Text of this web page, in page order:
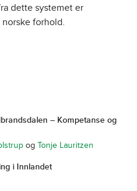
dette systemet er
forhold.
– Kompetanse og
og Tonje Lauritzen
i Innlandet